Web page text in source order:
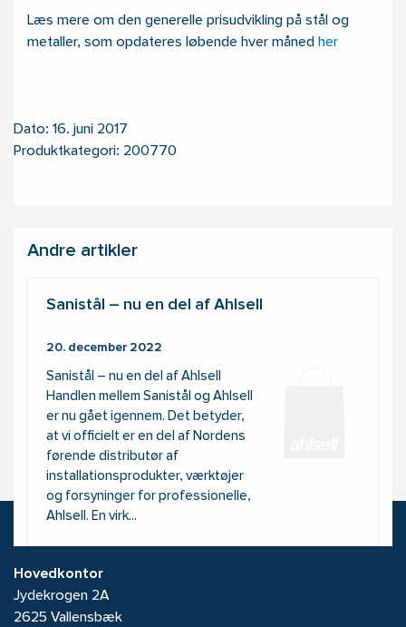
Læs mere om den generelle prisudvikling på stål og
metaller, som opdateres løbende hver måned her
Dato: 16. juni 2017
Produktkategori: 200770
Andre artikler
Sanistål – nu en del af Ahlsell
20. december 2022
Sanistål – nu en del af Ahlsell
Handlen mellem Sanistål og Ahlsell
er nu gået igennem. Det betyder,
at vi officielt er en del af Nordens
førende distributør af
installationsprodukter, værktøjer
og forsyninger for professionelle,
Ahlsell. En virk...
Hovedkontor
Jydekrogen 2A
2625 Vallensbæk